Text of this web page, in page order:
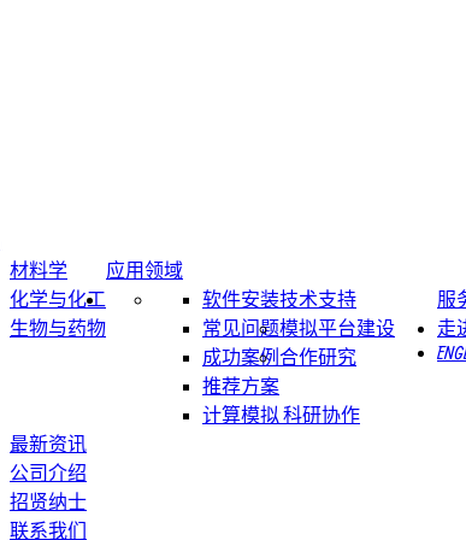
应用领域
材料学
化学与化工
生物与药物
服
技术支持
软件安装
常见问题模拟平台建设
成功案例
推荐方案
合作研究
计算模拟 科研协作
走
最新资讯
公司介绍
招贤纳士
联系我们